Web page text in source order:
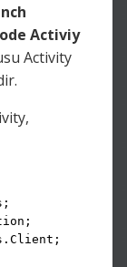
Activiy
Activity